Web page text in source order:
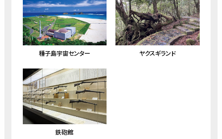
種子島宇宙センター ヤクスギランド
鉄砲館